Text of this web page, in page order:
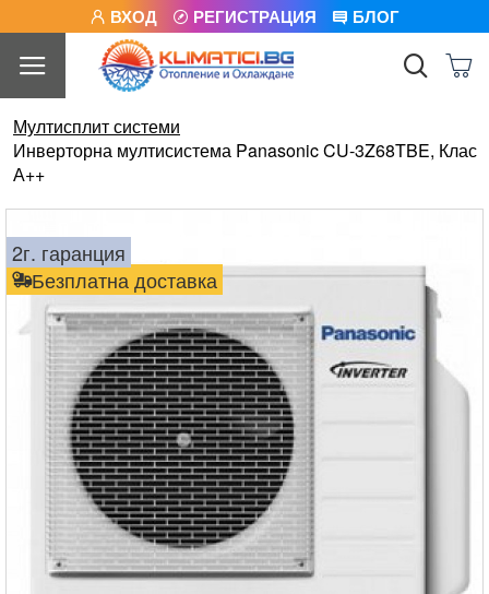
ВХОД РЕГИСТРАЦИЯ БЛОГ
Мултисплит системи
Инверторна мултисистема Panasonic CU-3Z68TBE, Клас
А++
Безплатна доставка
2г. гаранция